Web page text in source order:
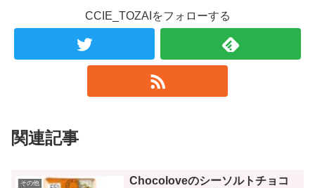
CCIE_TOZAIをフォローする
関連記事
その他
Chocoloveのシーソルトチョコ